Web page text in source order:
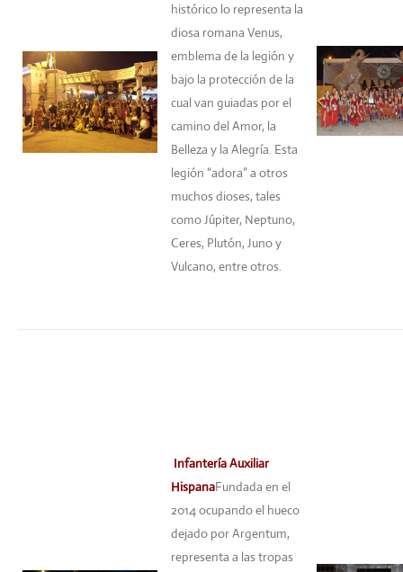
histórico lo representa la
diosa romana Venus,
emblema de la legión y
bajo la protección de la
cual van guiadas por el
camino del Amor, la
Belleza y la Alegría. Esta
legión “adora” a otros
muchos dioses, tales
como Júpiter, Neptuno,
Ceres, Plutón, Juno y
Vulcano, entre otros.
Infantería Auxiliar
HispanaFundada en el
2014 ocupando el hueco
dejado por Argentum,
representa a las tropas